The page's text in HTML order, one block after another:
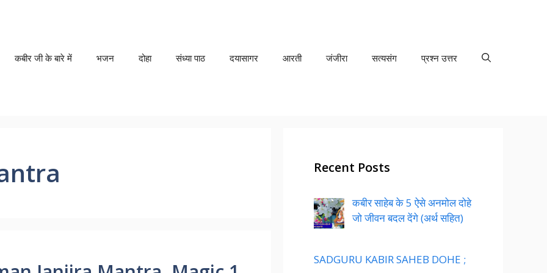
कबीर जी के बारे में भजन दोहा संध्या पाठ दयासागर आरती जंजीरा सत्यसंग प्रश्न उत्तर
Recent Posts
कबीर साहेब के 5 ऐसे अनमोल दोहे
जो जीवन बदल देंगे (अर्थ सहित)
SADGURU KABIR SAHEB DOHE ;